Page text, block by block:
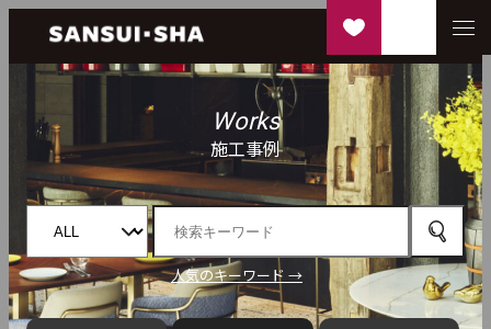
Works
施工事例
人気のキーワード →